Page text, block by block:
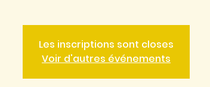
Les inscriptions sont closes
Voir d'autres événements